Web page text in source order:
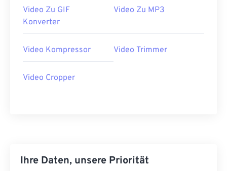
Video Zu GIF
Konverter
Video Zu MP3
Video Kompressor Video Trimmer
Video Cropper
Ihre Daten, unsere Priorität